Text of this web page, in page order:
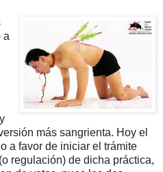
a
más sangrienta. Hoy el
a favor de iniciar el trámite
regulación) de dicha práctica,